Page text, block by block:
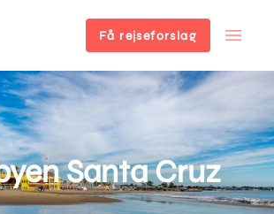
Få rejseforslag
Santa Cruz